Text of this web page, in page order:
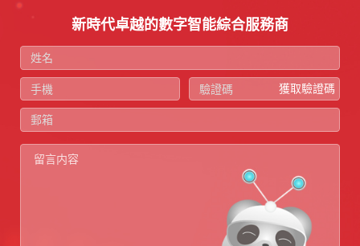
新時代卓越的數字智能綜合服務商
獲取驗證碼